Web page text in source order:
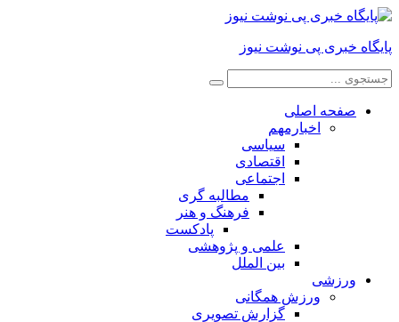
پایگاه خبری پی نوشت نیوز
صفحه اصلی
اخبارمهم
سیاسی
اقتصادی
اجتماعی
مطالبه گری
فرهنگ و هنر
پادکست
علمی و پژوهشی
بین الملل
ورزشی
ورزش همگانی
گزارش تصویری